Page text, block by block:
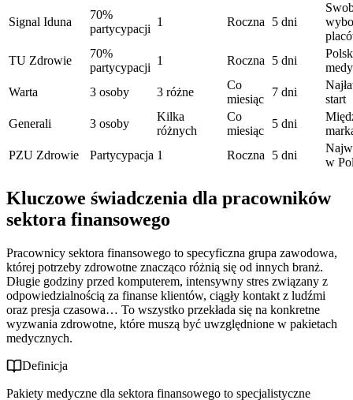
Signal Iduna
70%
partycypacji
1 Roczna 5 dni
TU Zdrowie
70%
partycypacji
1 Roczna 5 dni
Warta
3 osoby 3 różne
Co
miesiąc
7 dni
start
Generali
3 osoby
Kilka
różnych
Co
miesiąc
5 dni
PZU Zdrowie
Partycypacja 1 Roczna 5 dni
w
Kluczowe świadczenia dla pracowników
sektora finansowego
Pracownicy sektora finansowego to specyficzna grupa zawodowa,
której potrzeby zdrowotne znacząco różnią się od innych branż.
Długie godziny przed komputerem, intensywny stres związany z
odpowiedzialnością za finanse klientów, ciągły kontakt z ludźmi
oraz presja czasowa… To wszystko przekłada się na konkretne
wyzwania zdrowotne, które muszą być uwzględnione w pakietach
medycznych.
Definicja
Pakiety medyczne dla sektora finansowego to specjalistyczne